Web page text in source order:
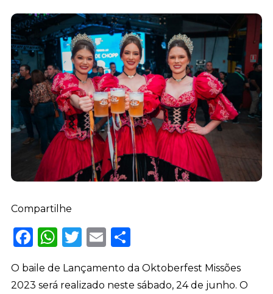
Compartilhe
Facebook
WhatsApp
Twitter
EmailShare
O baile de Lançamento da Oktoberfest Missões
2023 será realizado neste sábado, 24 de junho. O